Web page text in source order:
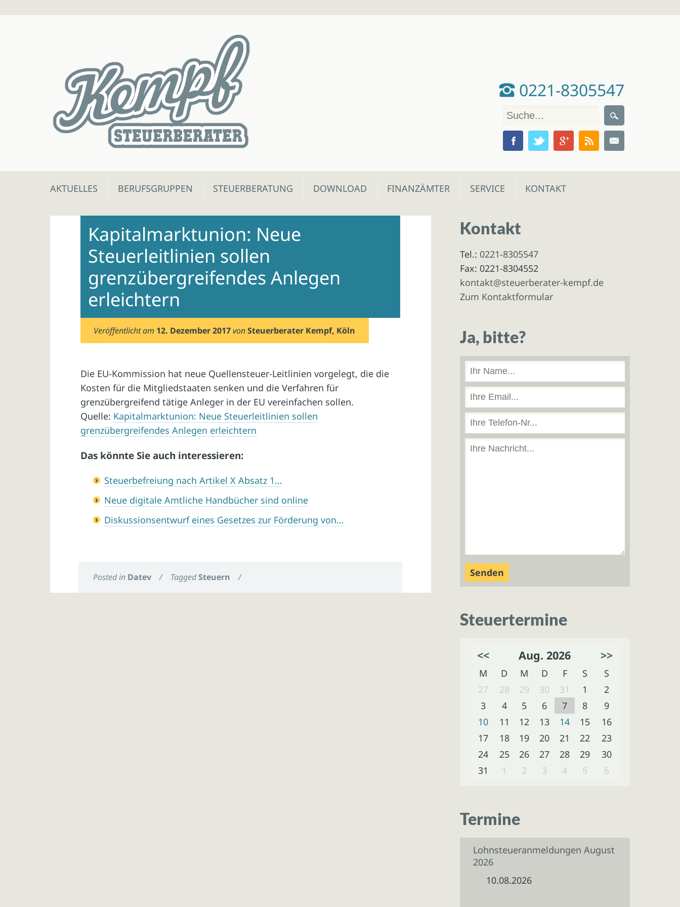
0221-8305547
Skip
AKTUELLES BERUFSGRUPPEN STEUERBERATUNG DOWNLOAD FINANZÄMTER SERVICE KONTAKT
Kapitalmarktunion: Neue
Steuerleitlinien sollen
grenzübergreifendes Anlegen
erleichtern
Veröffentlicht am 12. Dezember 2017 vonSteuerberater Kempf, Köln
Die EU-Kommission hat neue Quellensteuer-Leitlinien vorgelegt, die die
Kosten für die Mitgliedstaaten senken und die Verfahren für
grenzübergreifend tätige Anleger in der EU vereinfachen sollen.
Quelle: Kapitalmarktunion: Neue Steuerleitlinien sollen
grenzübergreifendes Anlegen erleichtern
Das könnte Sie auch interessieren:
Steuerbefreiung nach Artikel X Absatz 1…
Neue digitale Amtliche Handbücher sind online
Diskussionsentwurf eines Gesetzes zur Förderung von…
Posted in Datev / TaggedSteuern /
Kontakt
Tel.: 0221-8305547
Fax: 0221-8304552
kontakt@steuerberater-kempf.de
Zum Kontaktformular
Ja, bitte?
Steuertermine
<< Aug. 2026 >>
M D M D F S
S
27
28 29 30 31 1
2
3
4 5 6 7 8
9
10
11 12 13 14 15
16
17
18 19 20 21 22
23
24
25 26 27 28 29
30
31
1 2 3 4 5 6
Termine
Lohnsteueranmeldungen August
2026
10.08.2026